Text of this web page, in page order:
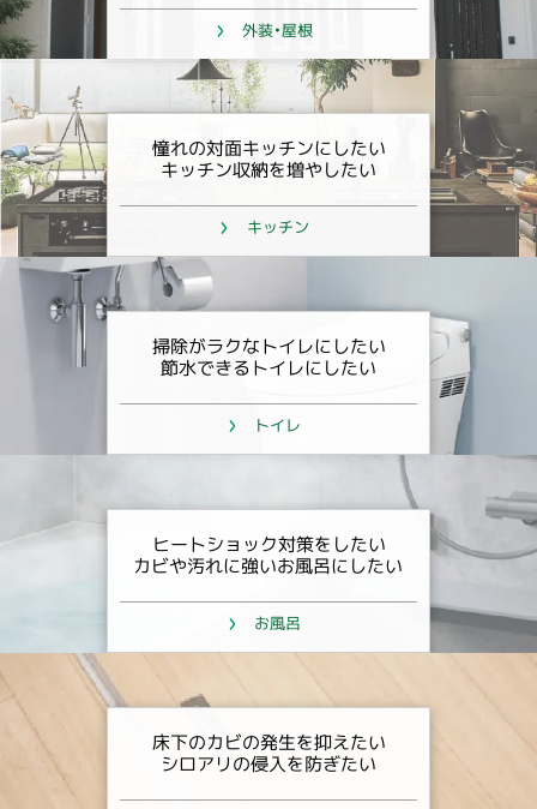
外装・屋根
憧れの対面キッチンにしたい
キッチン収納を増やしたい
キッチン
掃除がラクなトイレにしたい
節水できるトイレにしたい
トイレ
ヒートショック対策をしたい
カビや汚れに強いお風呂にしたい
お風呂
床下のカビの発生を抑えたい
シロアリの侵入を防ぎたい